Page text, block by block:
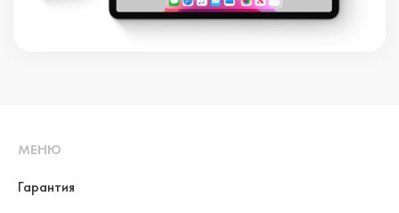
МЕНЮ
Гарантия